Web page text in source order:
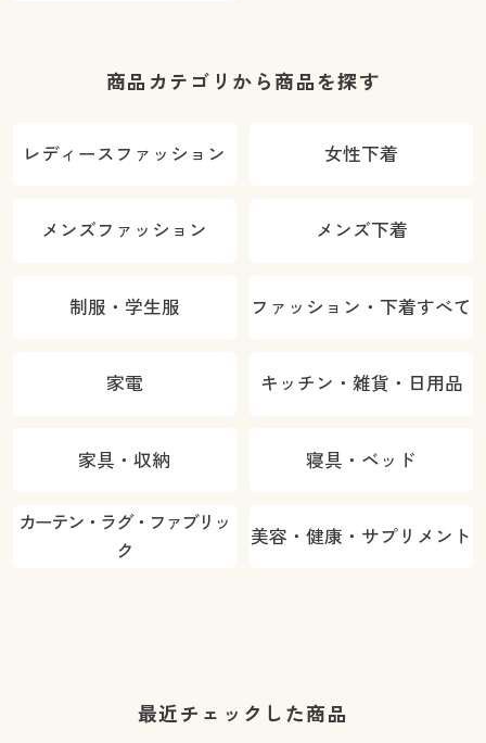
商品カテゴリから商品を探す
レディースファッション 女性下着
メンズファッション メンズ下着
制服・学生服 ファッション・下着すべて
家電 キッチン・雑貨・日用品
家具・収納 寝具・ベッド
カーテン・ラグ・ファブリッ
ク
美容・健康・サプリメント
最近チェックした商品